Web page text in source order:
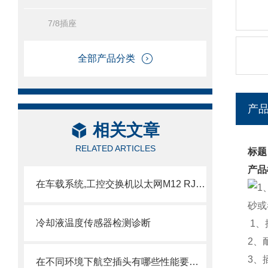
7/8插座
全部产品分类
相关文章
RELATED ARTICLES
在车载系统,工控交换机以太网M12 RJ45网线应用
冷却液温度传感器检测诊断
在不同环境下航空插头有哪些性能要求？
产
标
产
1、
2、
3、